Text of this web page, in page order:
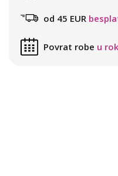
od 45 EUR
Povrat robe u